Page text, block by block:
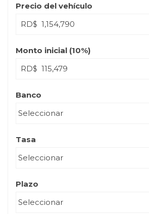
Precio del vehículo
RD$
Monto inicial (10%)
RD$
Banco
Tasa
Plazo